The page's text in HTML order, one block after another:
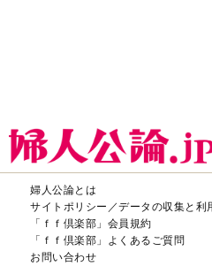
婦人公論とは
サイトポリシー／データの収集と利
「ｆｆ倶楽部」会員規約
「ｆｆ倶楽部」よくあるご質問
お問い合わせ